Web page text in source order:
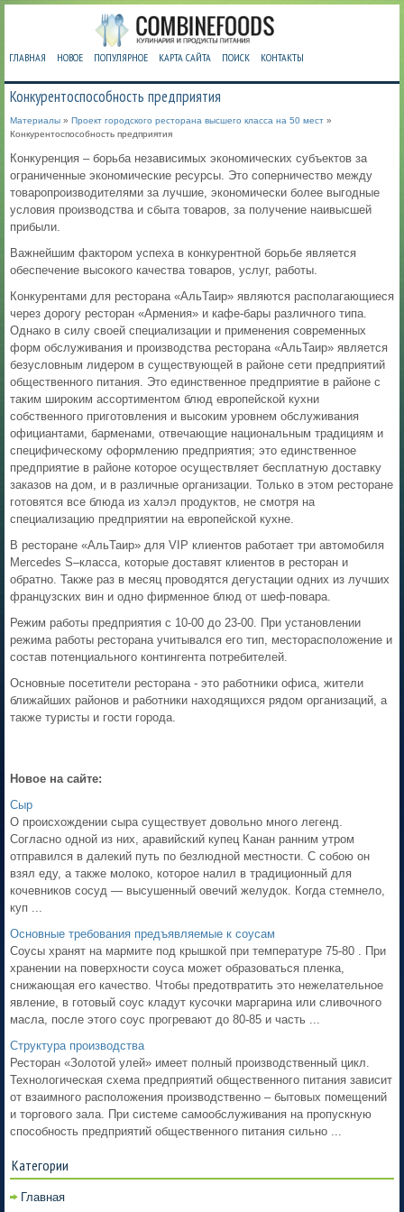
ГЛАВНАЯ НОВОЕ ПОПУЛЯРНОЕ КАРТА САЙТА ПОИСК КОНТАКТЫ
Конкурентоспособность предприятия
Материалы » Проект городского ресторана высшего класса на 50 мест »
Конкурентоспособность предприятия
Конкуренция – борьба независимых экономических субъектов за
ограниченные экономические ресурсы. Это соперничество между
товаропроизводителями за лучшие, экономически более выгодные
условия производства и сбыта товаров, за получение наивысшей
прибыли.
Важнейшим фактором успеха в конкурентной борьбе является
обеспечение высокого качества товаров, услуг, работы.
Конкурентами для ресторана «АльТаир» являются располагающиеся
через дорогу ресторан «Армения» и кафе-бары различного типа.
Однако в силу своей специализации и применения современных
форм обслуживания и производства ресторана «АльТаир» является
безусловным лидером в существующей в районе сети предприятий
общественного питания. Это единственное предприятие в районе с
таким широким ассортиментом блюд европейской кухни
собственного приготовления и высоким уровнем обслуживания
официантами, барменами, отвечающие национальным традициям и
специфическому оформлению предприятия; это единственное
предприятие в районе которое осуществляет бесплатную доставку
заказов на дом, и в различные организации. Только в этом ресторане
готовятся все блюда из халэл продуктов, не смотря на
специализацию предприятии на европейской кухне.
В ресторане «АльТаир» для VIP клиентов работает три автомобиля
Mercedes S–класса, которые доставят клиентов в ресторан и
обратно. Также раз в месяц проводятся дегустации одних из лучших
французских вин и одно фирменное блюд от шеф-повара.
Режим работы предприятия с 10-00 до 23-00. При установлении
режима работы ресторана учитывался его тип, месторасположение и
состав потенциального контингента потребителей.
Основные посетители ресторана - это работники офиса, жители
ближайших районов и работники находящихся рядом организаций, а
также туристы и гости города.
Новое на сайте:
Сыр
О происхождении сыра существует довольно много легенд.
Согласно одной из них, аравийский купец Канан ранним утром
отправился в далекий путь по безлюдной местности. С собою он
взял еду, а также молоко, которое налил в традиционный для
кочевников сосуд — высушенный овечий желудок. Когда стемнело,
куп ...
Основные требования предъявляемые к соусам
Соусы хранят на мармите под крышкой при температуре 75-80 . При
хранении на поверхности соуса может образоваться пленка,
снижающая его качество. Чтобы предотвратить это нежелательное
явление, в готовый соус кладут кусочки маргарина или сливочного
масла, после этого соус прогревают до 80-85 и часть ...
Структура производства
Ресторан «Золотой улей» имеет полный производственный цикл.
Технологическая схема предприятий общественного питания зависит
от взаимного расположения производственно – бытовых помещений
и торгового зала. При системе самообслуживания на пропускную
способность предприятий общественного питания сильно ...
Категории
Главная